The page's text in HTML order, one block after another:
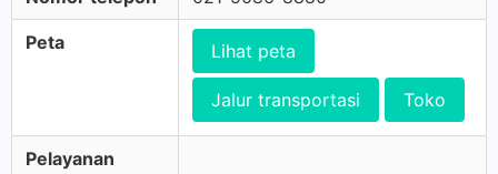
Peta Lihat peta
Jalur transportasi Toko
Pelayanan